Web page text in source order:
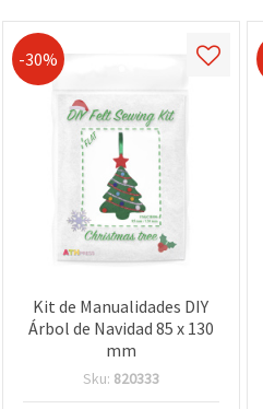
-30%
Kit de Manualidades DIY
Árbol de Navidad 85 x 130
mm
Sku: 820333